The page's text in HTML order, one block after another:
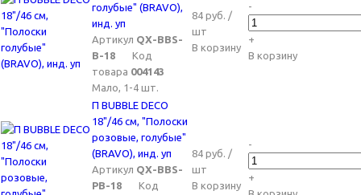
голубые" (BRAVO),
инд. уп
Артикул QX-BBS-
B-18 Код
товара 004143
Мало, 1-4 шт.
84 руб. /
шт
В корзину
-
+
В корзину
П BUBBLE DECO
18"/46 см, "Полоски
розовые, голубые"
(BRAVO), инд. уп
Артикул QX-BBS-
PB-18 Код
84 руб. /
шт
В корзину
-
+